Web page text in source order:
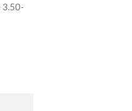
3.50-